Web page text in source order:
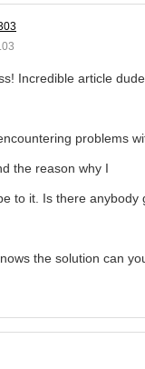
Incredible article
problems
the reason why I
to it. Is there anybody
the solution can